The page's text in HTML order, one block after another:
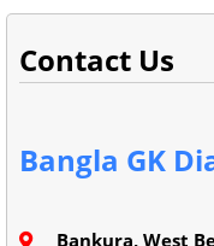
Contact Us
Bangla GK
Bankura, West